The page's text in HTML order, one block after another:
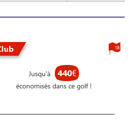
Jusqu'à 440€
économisés dans ce golf !
18